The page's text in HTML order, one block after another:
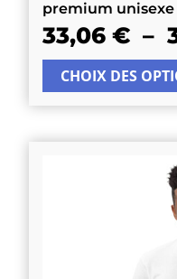
premium unisexe
33,06€ –
CHOIX DES